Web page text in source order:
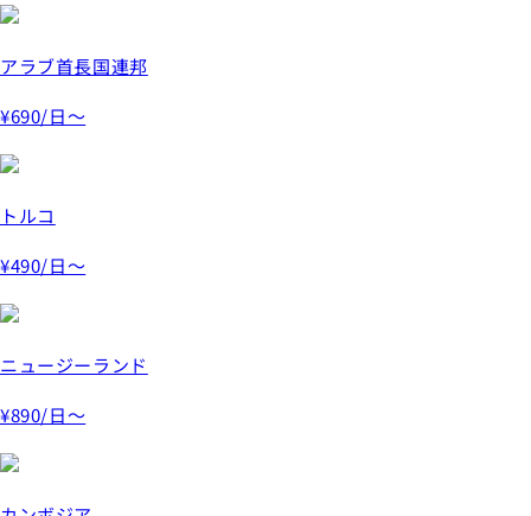
アラブ首長国連邦
¥690/日～
トルコ
¥490/日～
ニュージーランド
¥890/日～